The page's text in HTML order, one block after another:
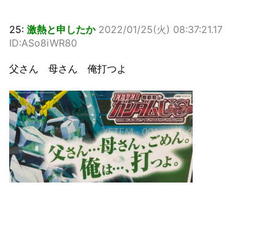
25: 激熱と申したか 2022/01/25(火) 08:37:21.17
ID:ASo8iWR80
父さん 母さん 俺打つよ